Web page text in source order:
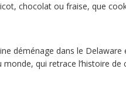
chocolat ou fraise, que
déménage dans le Delaware
monde, qui retrace l’histoire de